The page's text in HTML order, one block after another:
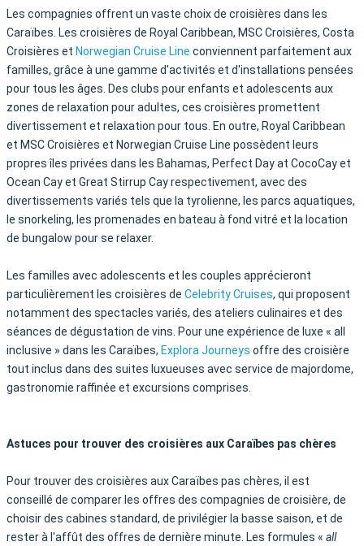
Les compagnies offrent un vaste choix de croisières dans les
Caraïbes. Les croisières de Royal Caribbean, MSC Croisières, Costa
Croisières et Norwegian Cruise Line conviennent parfaitement aux
familles, grâce à une gamme d'activités et d'installations pensées
pour tous les âges. Des clubs pour enfants et adolescents aux
zones de relaxation pour adultes, ces croisières promettent
divertissement et relaxation pour tous. En outre, Royal Caribbean
et MSC Croisières et Norwegian Cruise Line possèdent leurs
propres îles privées dans les Bahamas, Perfect Day at CocoCay et
Ocean Cay et Great Stirrup Cay respectivement, avec des
divertissements variés tels que la tyrolienne, les parcs aquatiques,
le snorkeling, les promenades en bateau à fond vitré et la location
de bungalow pour se relaxer.
Les familles avec adolescents et les couples apprécieront
particulièrement les croisières de Celebrity Cruises, qui proposent
notamment des spectacles variés, des ateliers culinaires et des
séances de dégustation de vins. Pour une expérience de luxe « all
inclusive » dans les Caraïbes, Explora Journeys offre des croisière
tout inclus dans des suites luxueuses avec service de majordome,
gastronomie raffinée et excursions comprises.
Astuces pour trouver des croisières aux Caraïbes pas chères
Pour trouver des croisières aux Caraïbes pas chères, il est
conseillé de comparer les offres des compagnies de croisière, de
choisir des cabines standard, de privilégier la basse saison, et de
rester à l'affût des offres de dernière minute. Les formules « all